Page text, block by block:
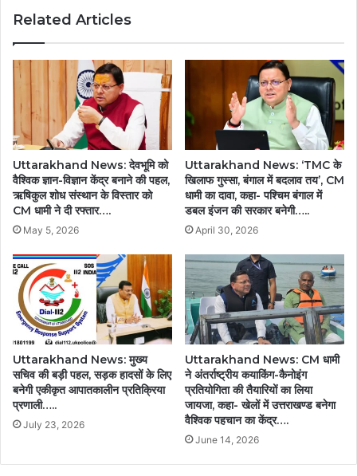
Related Articles
Uttarakhand News: देवभूमि को
वैश्विक ज्ञान-विज्ञान केंद्र बनाने की पहल,
ऋषिकुल शोध संस्थान के विस्तार को
CM धामी ने दी रफ्तार….
May 5, 2026
Uttarakhand News: ‘TMC के
खिलाफ गुस्सा, बंगाल में बदलाव तय’, CM
धामी का दावा, कहा- पश्चिम बंगाल में
डबल इंजन की सरकार बनेगी…..
April 30, 2026
Uttarakhand News: मुख्य
सचिव की बड़ी पहल, सड़क हादसों के लिए
बनेगी एकीकृत आपातकालीन प्रतिक्रिया
प्रणाली…..
July 23, 2026
Uttarakhand News: CM धामी
ने अंतर्राष्ट्रीय कयाकिंग-कैनोइंग
प्रतियोगिता की तैयारियों का लिया
जायजा, कहा- खेलों में उत्तराखण्ड बनेगा
वैश्विक पहचान का केंद्र….
June 14, 2026